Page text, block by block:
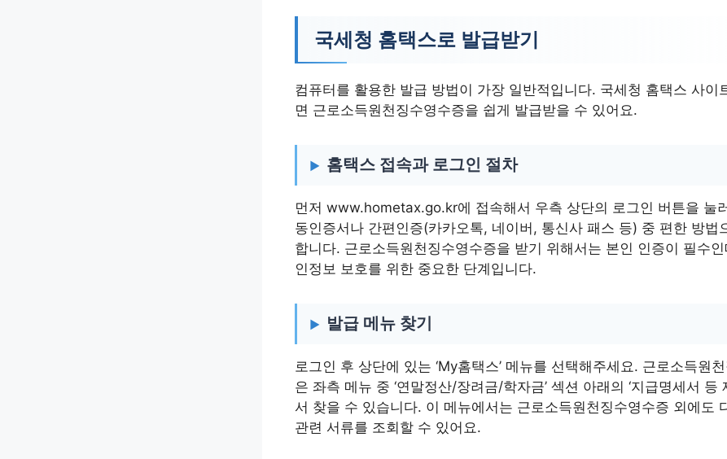
국세청 홈택스로 발급받기
컴퓨터를 활용한 발급 방법이 가장 일반적입니다. 국세청 홈택스 사이
면 근로소득원천징수영수증을 쉽게 발급받을 수 있어요.
홈택스 접속과 로그인 절차
먼저 www.hometax.go.kr에 접속해서 우측 상단의 로그인 버튼을 눌
동인증서나 간편인증(카카오톡, 네이버, 통신사 패스 등) 중 편한 방법
합니다. 근로소득원천징수영수증을 받기 위해서는 본인 인증이 필수
인정보 보호를 위한 중요한 단계입니다.
발급 메뉴 찾기
로그인 후 상단에 있는 ‘My홈택스’ 메뉴를 선택해주세요. 근로소득원
은 좌측 메뉴 중 ‘연말정산/장려금/학자금’ 섹션 아래의 ‘지급명세서 등
서 찾을 수 있습니다. 이 메뉴에서는 근로소득원천징수영수증 외에도
관련 서류를 조회할 수 있어요.